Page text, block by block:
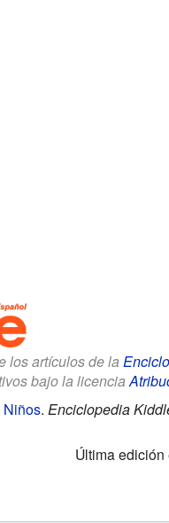
los artículos de la
bajo la licencia
Niños. Enciclopedia
Última